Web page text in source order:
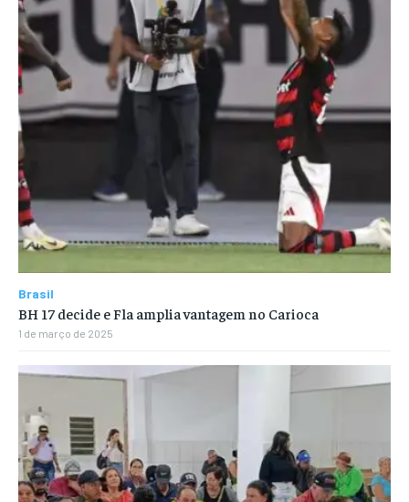
Brasil
BH 17 decide e Fla amplia vantagem no Carioca
1 de março de 2025